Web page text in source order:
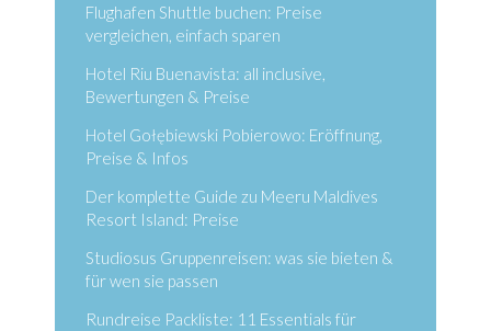
Flughafen Shuttle buchen: Preise
vergleichen, einfach sparen
Hotel Riu Buenavista: all inclusive,
Bewertungen & Preise
Hotel Gołębiewski Pobierowo: Eröffnung,
Preise & Infos
Der komplette Guide zu Meeru Maldives
Resort Island: Preise
Studiosus Gruppenreisen: was sie bieten &
für wen sie passen
Rundreise Packliste: 11 Essentials für